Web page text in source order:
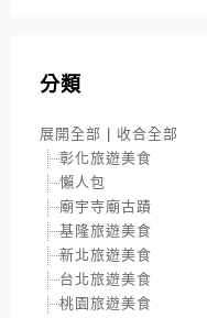
分類
展開全部
收合全部
彰化旅遊美食
懶人包
廟宇寺廟古蹟
基隆旅遊美食
新北旅遊美食
台北旅遊美食
桃園旅遊美食